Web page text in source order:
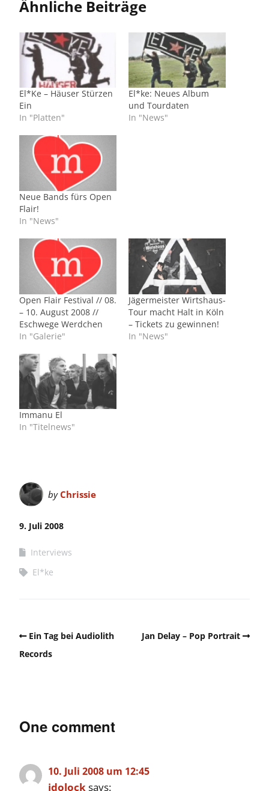
Ähnliche Beiträge
El*Ke – Häuser Stürzen
Ein
In "Platten"
El*ke: Neues Album
und Tourdaten
In "News"
Neue Bands fürs Open
Flair!
In "News"
Open Flair Festival // 08.
– 10. August 2008 //
Eschwege Werdchen
In "Galerie"
Jägermeister Wirtshaus-
Tour macht Halt in Köln
– Tickets zu gewinnen!
In "News"
Immanu El
In "Titelnews"
byChrissie
9. Juli 2008
Interviews
El*ke
Ein Tag bei Audiolith
Records
Jan Delay – Pop Portrait
One comment
10. Juli 2008 um 12:45
idolocksays: